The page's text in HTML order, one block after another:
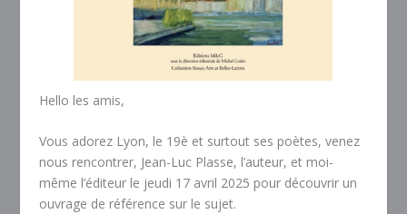
Hello les amis,
Vous adorez Lyon, le 19è et surtout ses poètes, venez
nous rencontrer, Jean-Luc Plasse, l’auteur, et moi-
même l’éditeur le jeudi 17 avril 2025 pour découvrir un
ouvrage de référence sur le sujet.